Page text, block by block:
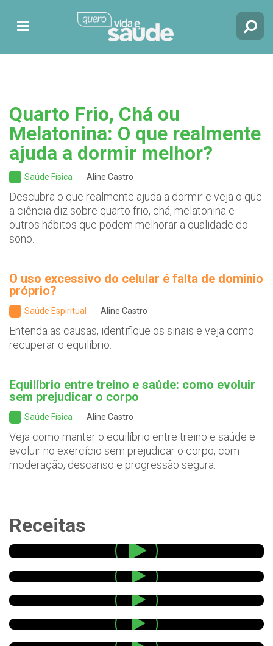
Quarto Frio, Chá ou
Melatonina: O que realmente
ajuda a dormir melhor?
Saúde Física Aline Castro
Descubra o que realmente ajuda a dormir e veja o que
a ciência diz sobre quarto frio, chá, melatonina e
outros hábitos que podem melhorar a qualidade do
sono.
O uso excessivo do celular é falta de domínio
próprio?
Saúde Espiritual Aline Castro
Entenda as causas, identifique os sinais e veja como
recuperar o equilíbrio.
Equilíbrio entre treino e saúde: como evoluir
sem prejudicar o corpo
Saúde Física Aline Castro
Veja como manter o equilíbrio entre treino e saúde e
evoluir no exercício sem prejudicar o corpo, com
moderação, descanso e progressão segura.
Receitas